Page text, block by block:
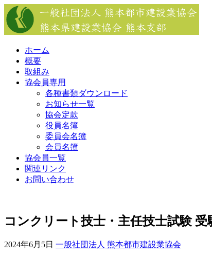
Skip
to
content
ホーム
概要
取組み
協会員専用
各種書類ダウンロード
お知らせ一覧
協会定款
役員名簿
委員会名簿
会員名簿
協会員一覧
関連リンク
お問い合わせ
コンクリート技士・主任技士試験
2024年6月5日 一般社団法人 熊本都市建設業協会